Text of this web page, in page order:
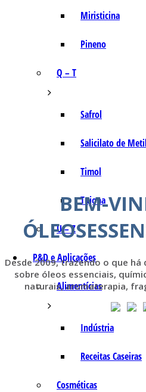
Miristicina
Pineno
Q – T
Safrol
Salicilato de
Timol
Tujona
U – Z
P&D e Aplicações
Alimentícias
Indústria
Receitas Caseiras
Cosméticas
BEM-
Desde 2009, trazendo o que
sobre óleos essenciais,
naturais, aromaterapia,